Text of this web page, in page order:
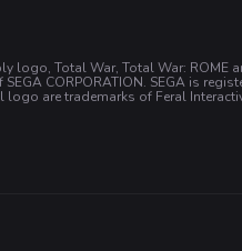
современным
графики
(например,
новыми
режиме кампании. В
logo, Total War, Total War:
CORPORATION. SEGA is
logo are trademarks of Feral
графики с 1080p (66%